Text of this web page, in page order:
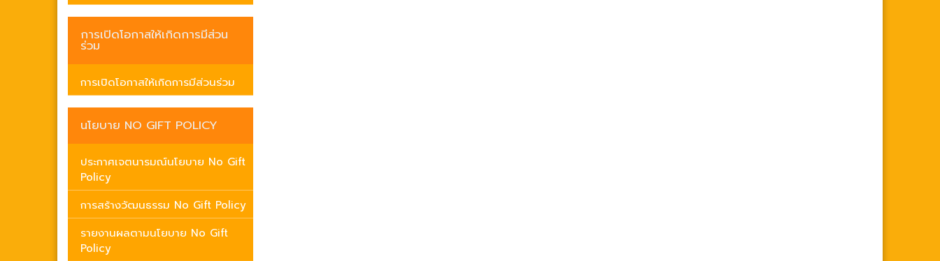
การเปิดโอกาสให้เกิดการมีส่วน
ร่วม
การเปิดโอกาสให้เกิดการมีส่วนร่วม
นโยบาย NO GIFT POLICY
ประกาศเจตนารมณ์นโยบาย No Gift
Policy
การสร้างวัฒนธรรม No Gift Policy
รายงานผลตามนโยบาย No Gift
Policy